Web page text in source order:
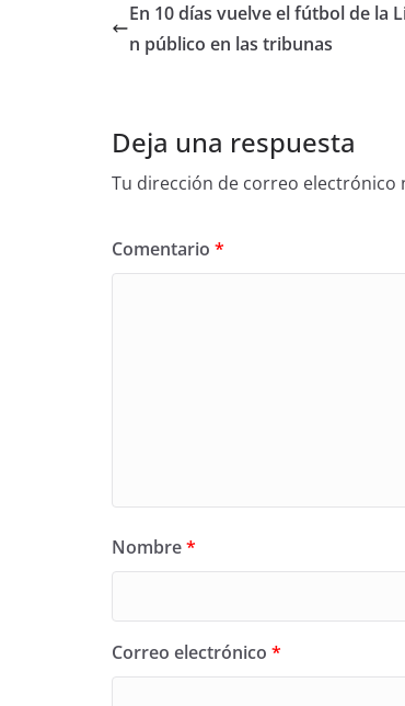
En 10 días vuelve el fútbol de la
n público en las tribunas
Deja una respuesta
Tu dirección de correo electrónico
Comentario *
Nombre*
Correo electrónico *